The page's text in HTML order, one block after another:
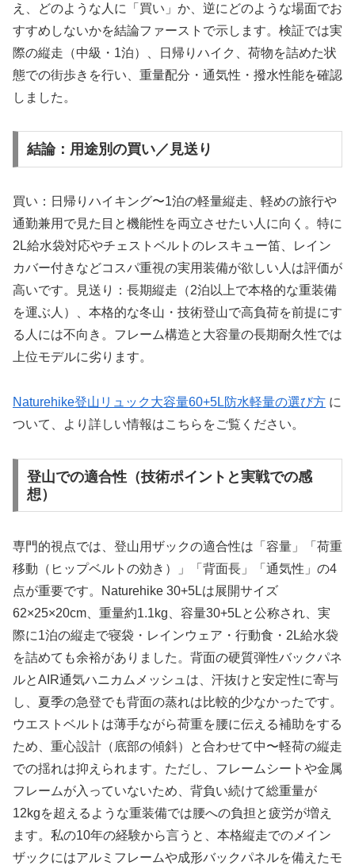
え、どのような人に「買い」か、逆にどのような場面でお
すすめしないかを結論ファーストで示します。検証では実
際の縦走（中級・1泊）、日帰りハイク、荷物を詰めた状
態での街歩きを行い、重量配分・通気性・撥水性能を確認
しました。
結論：用途別の買い／見送り
買い：日帰りハイキング〜1泊の軽量縦走、軽めの旅行や
通勤兼用で見た目と機能性を両立させたい人に向く。特に
2L給水袋対応やチェストベルトのレスキュー笛、レイン
カバー付きなどコスパ重視の実用装備が欲しい人は評価が
高いです。見送り：長期縦走（2泊以上で本格的な重装備
を運ぶ人）、本格的な冬山・技術登山で高負荷を前提にす
る人には不向き。フレーム構造と大容量の長期耐久性では
上位モデルに劣ります。
Naturehike登山リュック大容量60+5L防水軽量の選び方 に
ついて、より詳しい情報はこちらをご覧ください。
登山での適合性（技術ポイントと実戦での感
想）
専門的視点では、登山用ザックの適合性は「容量」「荷重
移動（ヒップベルトの効き）」「背面長」「通気性」の4
点が重要です。Naturehike 30+5Lは展開サイズ
62×25×20cm、重量約1.1kg、容量30+5Lと公称され、実
際に1泊の縦走で寝袋・レインウェア・行動食・2L給水袋
を詰めても余裕がありました。背面の硬質弾性バックパネ
ルとAIR通気ハニカムメッシュは、汗抜けと安定性に寄与
し、夏季の急登でも背面の蒸れは比較的少なかったです。
ウエストベルトは薄手ながら荷重を腰に伝える補助をする
ため、重心設計（底部の傾斜）と合わせて中〜軽荷の縦走
での揺れは抑えられます。ただし、フレームシートや金属
フレームが入っていないため、背負い続けて総重量が
12kgを超えるような重装備では腰への負担と疲労が増え
ます。私の10年の経験から言うと、本格縦走でのメイン
ザックにはアルミフレームや成形バックパネルを備えたモ